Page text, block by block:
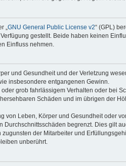
GNU General Public License v2“ (GPL)
gestellt. Beide haben keinen
Einfluss nehmen.
und Gesundheit und der Verletzung
insbesondere entgangenen Gewinn.
grob fahrlässigem Verhalten oder bei
Schäden und im übrigen der
von Leben, Körper und Gesundheit oder
begrenzt. Dies gilt
der Mitarbeiter und
unberührt.